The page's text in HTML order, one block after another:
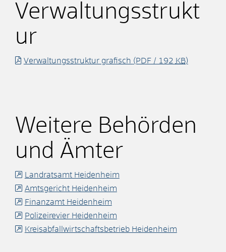
Verwaltungsstrukt
ur
Verwaltungsstruktur grafisch (PDF / 192 KB)
Weitere Behörden
und Ämter
Landratsamt Heidenheim
Amtsgericht Heidenheim
Finanzamt Heidenheim
Polizeirevier Heidenheim
Kreisabfallwirtschaftsbetrieb Heidenheim